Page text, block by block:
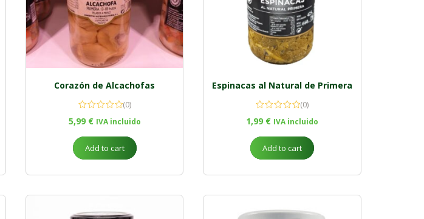
Corazón de Alcachofas
(0)
5,99 € IVA incluido
Add to cart
Espinacas al Natural de Primera
(0)
1,99 € IVA incluido
Add to cart